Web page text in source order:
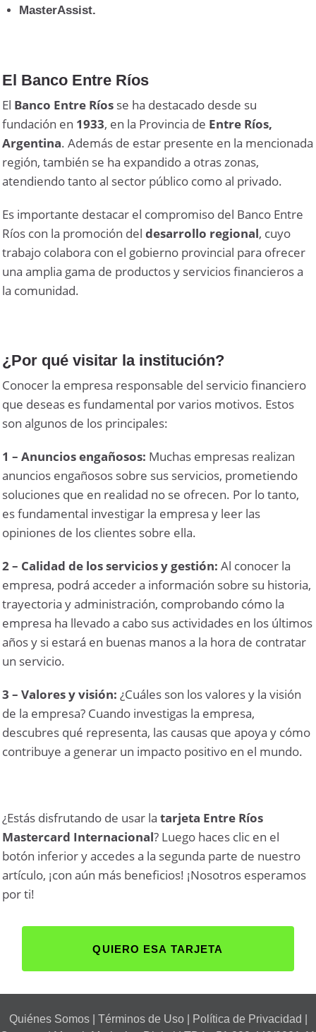
MasterAssist.
El Banco Entre Ríos
El Banco Entre Ríos se ha destacado desde su
fundación en 1933, en la Provincia de Entre Ríos,
Argentina. Además de estar presente en la mencionada
región, también se ha expandido a otras zonas,
atendiendo tanto al sector público como al privado.
Es importante destacar el compromiso del Banco Entre
Ríos con la promoción deldesarrollo regional, cuyo
trabajo colabora con el gobierno provincial para ofrecer
una amplia gama de productos y servicios financieros a
la comunidad.
¿Por qué visitar la institución?
Conocer la empresa responsable del servicio financiero
que deseas es fundamental por varios motivos. Estos
son algunos de los principales:
1 – Anuncios engañosos: Muchas empresas realizan
anuncios engañosos sobre sus servicios, prometiendo
soluciones que en realidad no se ofrecen. Por lo tanto,
es fundamental investigar la empresa y leer las
opiniones de los clientes sobre ella.
2 – Calidad de los servicios y gestión: Al conocer la
empresa, podrá acceder a información sobre su historia,
trayectoria y administración, comprobando cómo la
empresa ha llevado a cabo sus actividades en los últimos
años y si estará en buenas manos a la hora de contratar
un servicio.
3 – Valores y visión: ¿Cuáles son los valores y la visión
de la empresa? Cuando investigas la empresa,
descubres qué representa, las causas que apoya y cómo
contribuye a generar un impacto positivo en el mundo.
¿Estás disfrutando de usar la tarjeta Entre Ríos
Mastercard Internacional? Luego haces clic en el
botón inferior y accedes a la segunda parte de nuestro
artículo, ¡con aún más beneficios! ¡Nosotros esperamos
por ti!
QUIERO ESA TARJETA
Quiénes Somos| Términos de Uso| Política de Privacidad